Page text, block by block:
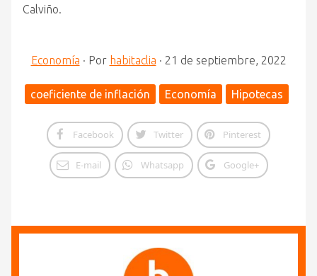
Calviño.
Economía · Por habitaclia · 21 de septiembre, 2022
coeficiente de inflación Economía Hipotecas
Facebook Twitter Pinterest
E-mail Whatsapp Google+